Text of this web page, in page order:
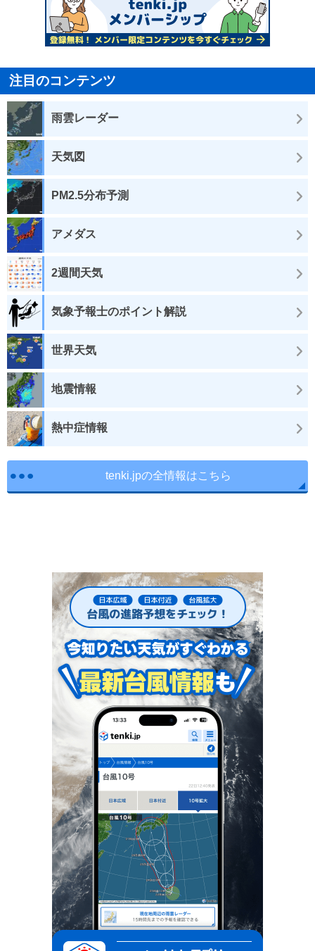
注目のコンテンツ
雨雲レーダー
天気図
PM2.5分布予測
アメダス
2週間天気
気象予報士のポイント解説
世界天気
地震情報
熱中症情報
tenki.jpの全情報はこちら